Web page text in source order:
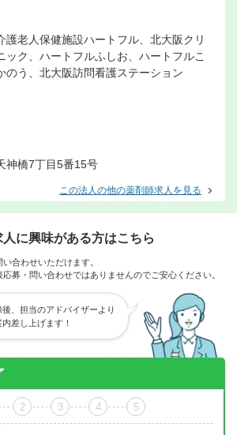
護老人保健施設ハートフル、北大阪クリ
ック、ハートフルふしお、ハートフルこ
のう、北大阪訪問看護ステーション
神橋7丁目5番15号
この法人の他の薬剤師求人を見る
人に興味がある方はこちら
合わせいただけます。
募・問い合わせではありませんのでご安心ください。
、担当のアドバイザーより
差し上げます！
2 3 4 5